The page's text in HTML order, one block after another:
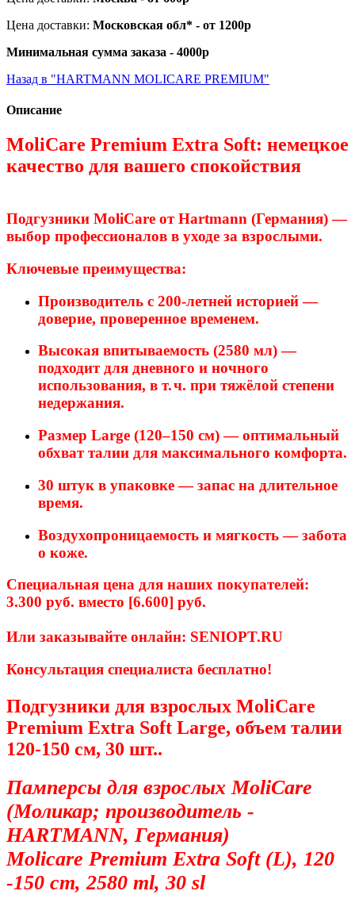
Цена доставки: Московская обл* - от 1200р
Минимальная сумма заказа - 4000р
Назад в "HARTMANN MOLICARE PREMIUM"
Описание
MoliCare Premium Extra Soft: немецкое
качество для вашего спокойствия
Подгузники MoliCare отHartmann (Германия)—
выбор профессионалов в уходе за взрослыми.
Ключевые преимущества:
Производитель с 200‑летней историей—
доверие, проверенное временем.
Высокая впитываемость (2580 мл)—
подходитдля дневного и ночного
использования, в т.ч. при тяжёлой степени
недержания.
Размер Large (120–150 см)— оптимальный
обхватталии для максимального комфорта.
30 штук в упаковке— запас на длительное
время.
Воздухопроницаемость и мягкость— забота
о коже.
Специальная цена для наших покупателей:
3.300 руб. вместо [6.600] руб.
Или заказывайте онлайн: SENIOPT.RU
Консультация специалиста бесплатно!
Подгузники для взрослых MoliCare
Premium Extra Soft Large, объем талии
120-150 см, 30 шт..
Памперсы для взрослых MoliCare
(Моликар; производитель -
HARTMANN, Германия)
Molicare Premium Extra Soft (L), 120
-150 cm, 2580 ml, 30 sl